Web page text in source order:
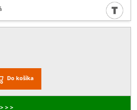
sklo 6-8 mm, sklo 6-8 mm,